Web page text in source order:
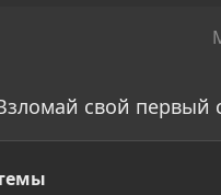
свой первый